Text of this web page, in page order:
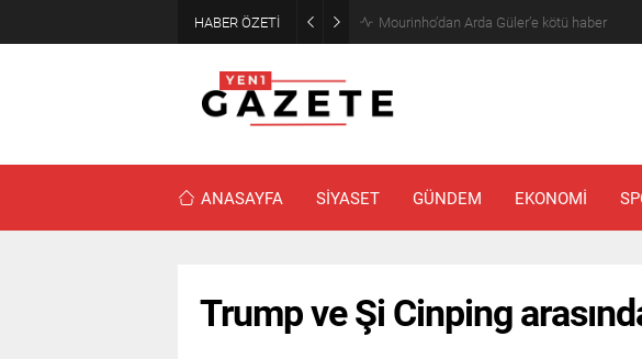
HABER ÖZETİ Mourinho’dan Arda Güler’e kötü haber
ANASAYFA SİYASET GÜNDEM EKONOMİ
Trump ve Şi Cinping